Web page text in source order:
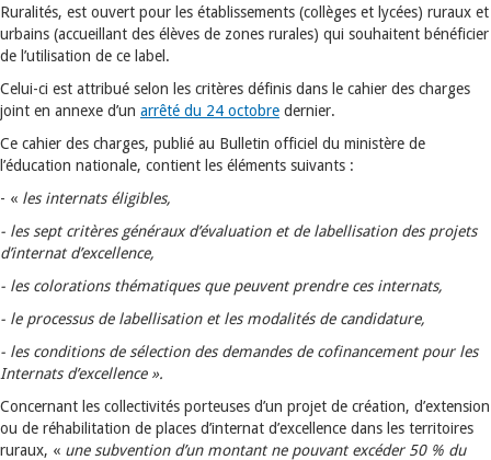
Ruralités, est ouvert pour les établissements (collèges et lycées) ruraux et
urbains (accueillant des élèves de zones rurales) qui souhaitent bénéficier
de l’utilisation de ce label.
Celui-ci est attribué selon les critères définis dans le cahier des charges
joint en annexe d’un arrêté du 24 octobre dernier.
Ce cahier des charges, publié au Bulletin officiel du ministère de
l’éducation nationale, contient les éléments suivants :
- « les internats éligibles,
- les sept critères généraux d’évaluation et de labellisation des projets
d’internat d’excellence,
- les colorations thématiques que peuvent prendre ces internats,
- le processus de labellisation et les modalités de candidature,
- les conditions de sélection des demandes de cofinancement pour les
Internats d’excellence ».
Concernant les collectivités porteuses d’un projet de création, d’extension
ou de réhabilitation de places d’internat d’excellence dans les territoires
ruraux, « une subvention d’un montant ne pouvant excéder 50 % du